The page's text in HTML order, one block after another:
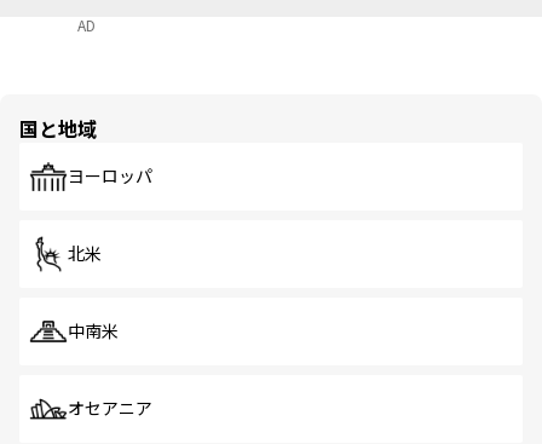
AD
国と地域
ヨーロッパ
北米
中南米
オセアニア